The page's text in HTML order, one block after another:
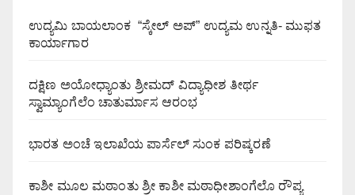
ಉದ್ಯಮಿ ಬಾಯಲಾಂಕ “ಸ್ಕೇಲ್ ಅಪ್” ಉದ್ಯಮ ಉನ್ನತಿ- ಮುಫತ
ಕಾರ್ಯಾಗಾರ
ದಕ್ಷಿಣ ಅಯೋಧ್ಯಾಂತು ಶ್ರೀಮದ್ ವಿದ್ಯಾಧೀಶ ತೀರ್ಥ
ಸ್ವಾಮ್ಯಾಂಗೆಲೆಂ ಚಾತುರ್ಮಾಸ ಆರಂಭ
ಭಾರತ ಅಂಚೆ ಇಲಾಖೆಯ ಪಾರ್ಸೆಲ್ ಸುಂಕ ಪರಿಷ್ಕರಣೆ
ಕಾಶೀ ಮೂಲ ಮಠಾಂತು ಶ್ರೀ ಕಾಶೀ ಮಠಾಧೀಶಾಂಗೆಲೊ ರೌಪ್ಯ